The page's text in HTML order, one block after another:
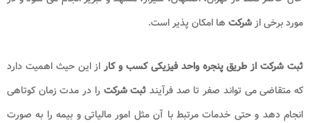
مورد برخی ازشرکت ها امکان پذیر است.
ثبت شرکت از طریق پنجره واحد فیزیکی کسب و کاراز این حیث اهمیت دارد
که متقاضی می تواند صفر تا صد فرآیند ثبت شرکت را در مدت زمان کوتاهی
انجام دهد و حتی خدمات مرتبط با آن مثل امور مالیاتی و بیمه‌ را به صورت